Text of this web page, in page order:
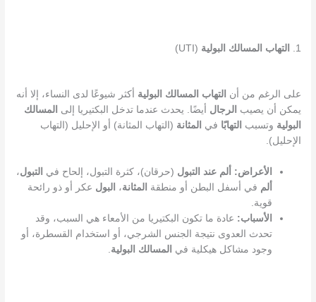
1. التهاب المسالك البولية (UTI)
على الرغم من أن التهاب المسالك البولية أكثر شيوعًا لدى النساء، إلا أنه
يمكن أن يصيب الرجال أيضًا. يحدث عندما تدخل البكتيريا إلى المسالك
البولية وتسبب التهابًا في المثانة (التهاب المثانة) أو الإحليل (التهاب
الإحليل).
الأعراض: ألم عند التبول (حرقان)، كثرة التبول، إلحاح في التبول،
ألم في أسفل البطن أو منطقة المثانة، البول عكر أو ذو رائحة
قوية.
الأسباب: عادة ما تكون البكتيريا من الأمعاء هي السبب، وقد
تحدث العدوى نتيجة الجنس الشرجي، أو استخدام القسطرة، أو
وجود مشاكل هيكلية في المسالك البولية.